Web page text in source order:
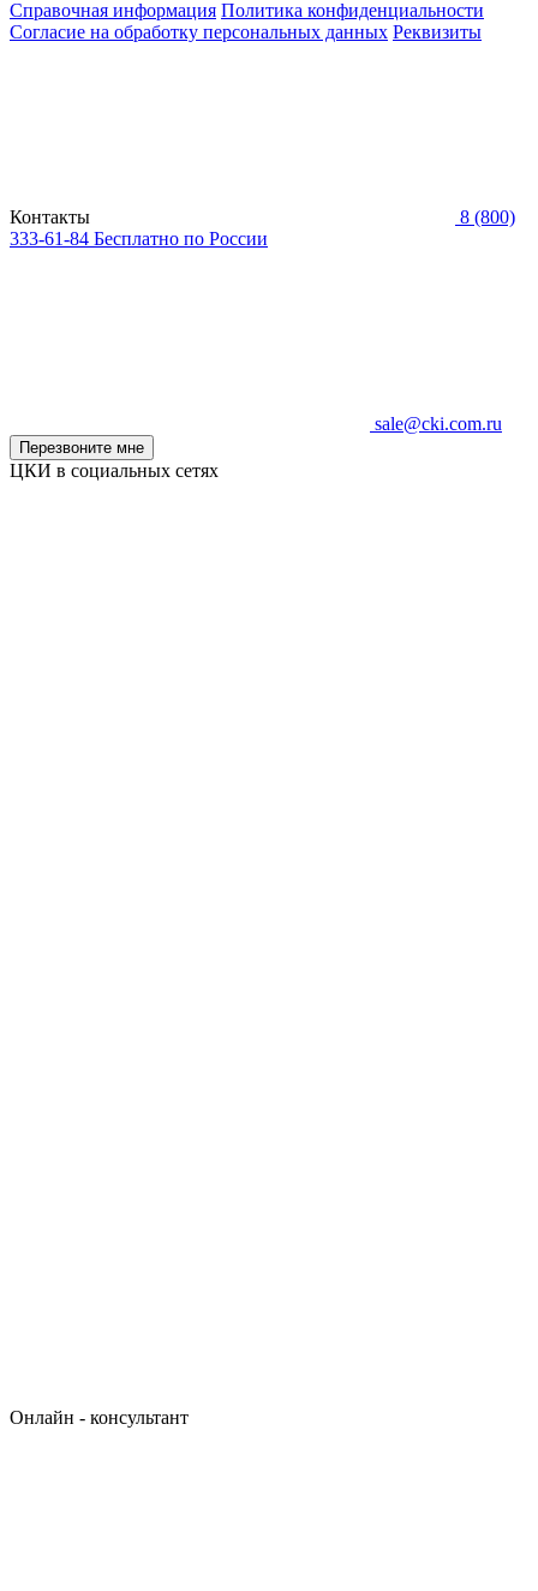
Справочная информация Политика конфиденциальности
Согласие на обработку персональных данных Реквизиты
Контакты
8 (800)
333-61-84 Бесплатно по России
sale@cki.com.ru
Перезвоните мне
ЦКИ в социальных сетях
Онлайн - консультант